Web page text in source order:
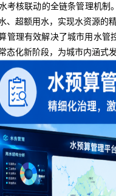
考核联动的全链条管理机制
、超额用水，实现水资源的
管理有效解决了城市用水管
态化新阶段，为城市内涵式